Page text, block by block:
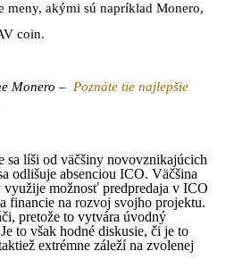
meny, akými sú napríklad Monero,
coin.
Monero – Poznáte tie najlepšie
sa líši od väčšiny novovznikajúcich
odlišuje absenciou ICO. Väčšina
možnosť predpredaja v ICO
financie na rozvoj svojho projektu.
pretože to vytvára úvodný
to však hodné diskusie, či je to
extrémne záleží na zvolenej